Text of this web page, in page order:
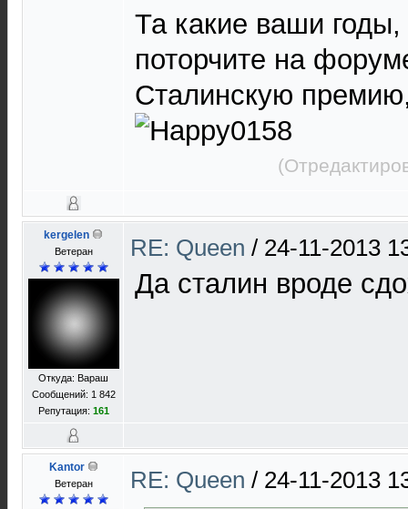
Та какие ваши
поторчите на
Сталинскую
kergelen
Ветеран
Откуда: Вараш
Сообщений: 1 842
Репутация: 161
RE: Queen / 24-11-2013
Да сталин вроде
Kantor
Ветеран RE: Queen / 24-11-2013